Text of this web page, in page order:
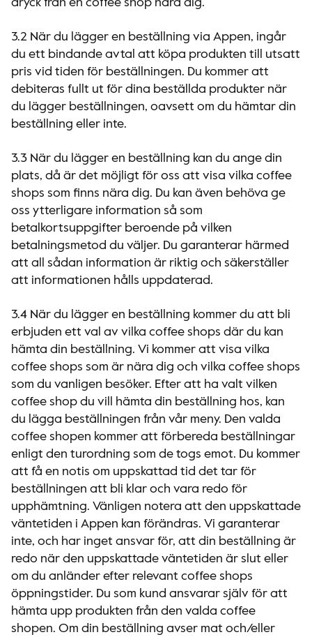
dryck från en coffee shop nära dig.
3.2 När du lägger en beställning via Appen, ingår
du ett bindande avtal att köpa produkten till utsatt
pris vid tiden för beställningen. Du kommer att
debiteras fullt ut för dina beställda produkter när
du lägger beställningen, oavsett om du hämtar din
beställning eller inte.
3.3 När du lägger en beställning kan du ange din
plats, då är det möjligt för oss att visa vilka coffee
shops som finns nära dig. Du kan även behöva ge
oss ytterligare information så som
betalkortsuppgifter beroende på vilken
betalningsmetod du väljer. Du garanterar härmed
att all sådan information är riktig och säkerställer
att informationen hålls uppdaterad.
3.4 När du lägger en beställning kommer du att bli
erbjuden ett val av vilka coffee shops där du kan
hämta din beställning. Vi kommer att visa vilka
coffee shops som är nära dig och vilka coffee shops
som du vanligen besöker. Efter att ha valt vilken
coffee shop du vill hämta din beställning hos, kan
du lägga beställningen från vår meny. Den valda
coffee shopen kommer att förbereda beställningar
enligt den turordning som de togs emot. Du kommer
att få en notis om uppskattad tid det tar för
beställningen att bli klar och vara redo för
upphämtning. Vänligen notera att den uppskattade
väntetiden i Appen kan förändras. Vi garanterar
inte, och har inget ansvar för, att din beställning är
redo när den uppskattade väntetiden är slut eller
om du anländer efter relevant coffee shops
öppningstider. Du som kund ansvarar själv för att
hämta upp produkten från den valda coffee
shopen. Om din beställning avser mat och/eller